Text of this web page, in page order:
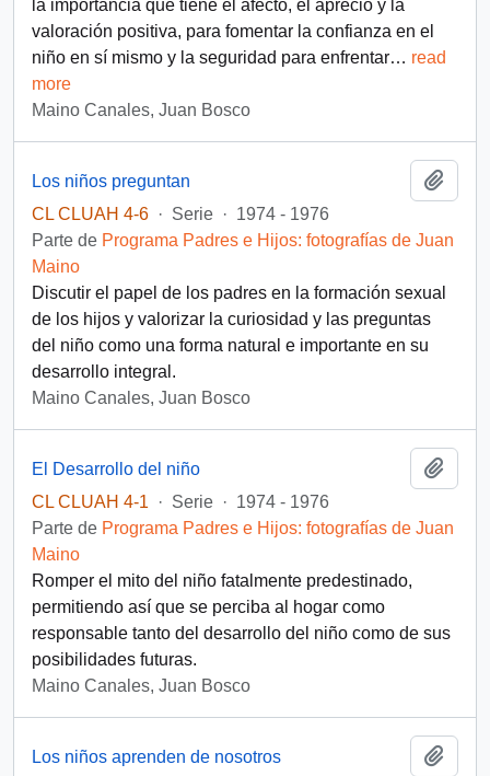
la importancia que tiene el afecto, el aprecio y la
valoración positiva, para fomentar la confianza en el
niño en sí mismo y la seguridad para enfrentar… read
more
Maino Canales, Juan Bosco
Los niños preguntan
CL CLUAH 4-6 · Serie · 1974 - 1976
Parte de Programa Padres e Hijos: fotografías de Juan
Maino
Discutir el papel de los padres en la formación sexual
de los hijos y valorizar la curiosidad y las preguntas
del niño como una forma natural e importante en su
desarrollo integral.
Maino Canales, Juan Bosco
El Desarrollo del niño
CL CLUAH 4-1
· Serie · 1974 - 1976
Parte de Programa Padres e Hijos: fotografías de Juan
Maino
Romper el mito del niño fatalmente predestinado,
permitiendo así que se perciba al hogar como
responsable tanto del desarrollo del niño como de sus
posibilidades futuras.
Maino Canales, Juan Bosco
Los niños aprenden de nosotros